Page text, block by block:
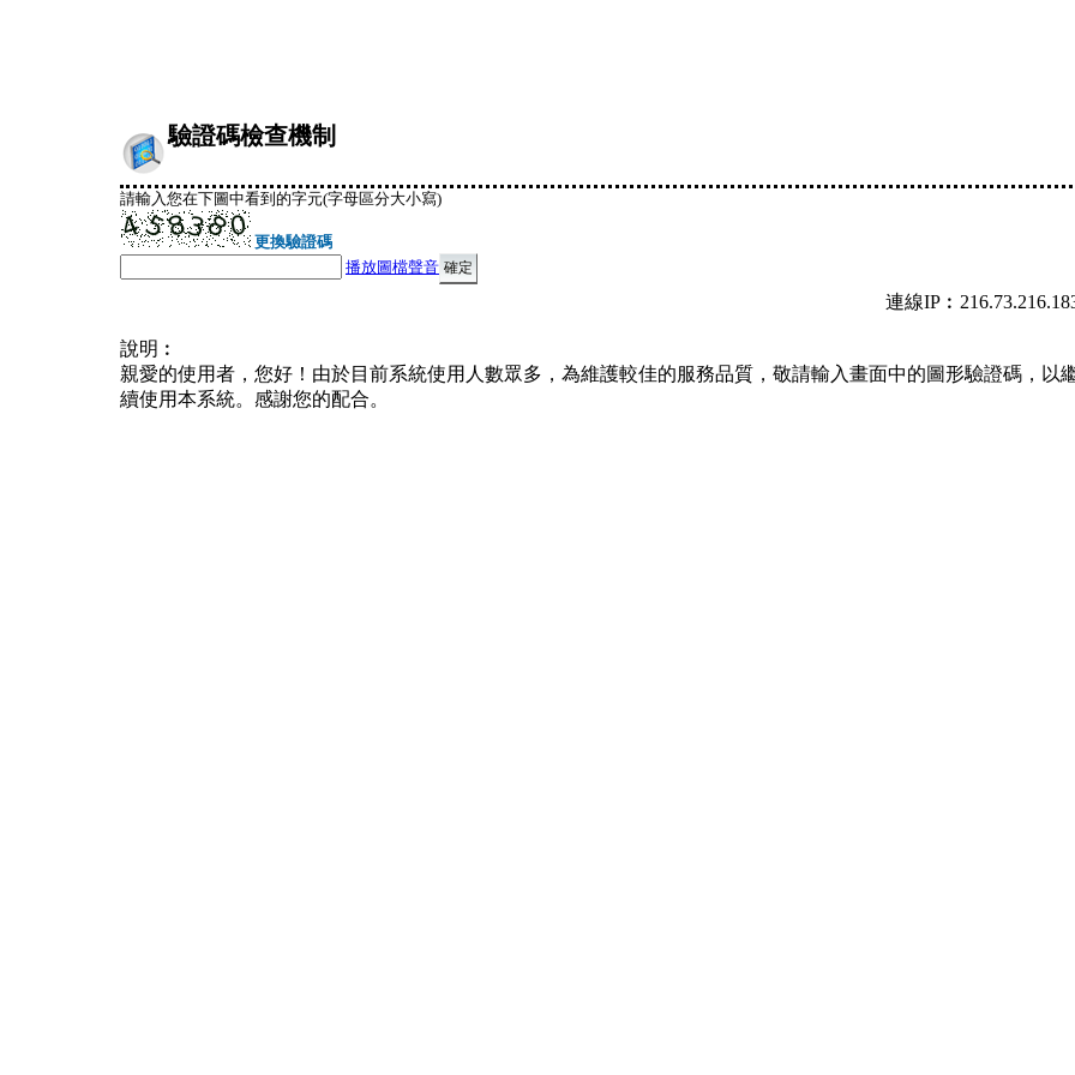
驗證碼檢查機制
請輸入您在下圖中看到的字元(字母區分大小寫)
更換驗證碼
播放圖檔聲音
連線
說明︰
親愛的使用者，您好！由於目前系統使用人數眾多，為維護較佳的服務品質，敬請輸入畫面中的圖形驗證碼，以
續使用本系統。感謝您的配合。